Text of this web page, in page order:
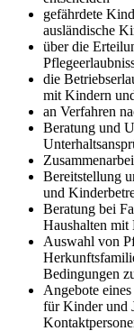
gefährdete
ausländische
über die
die
mit Kindern
an Verfahren
Beratung und
Bereitstellung
und
Beratung bei
Haushalten mit
Auswahl von
Bedingungen
Angebote
für Kinder und